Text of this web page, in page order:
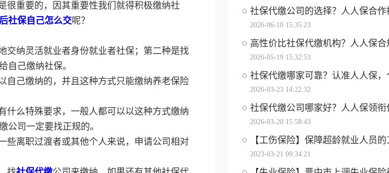
很重要的，因其重要性我们就得积极缴纳社
社保自己怎么交呢？
交纳灵活就业者身份就业者社保；第二种是找
自己缴纳社保。
自己缴纳的，并且这种方式只能缴纳养老保险
什么特殊要求，一般人都可以以这种方式缴纳
公司一定要找正规的。
些离职过渡者或其他个人来说，申请公司相对
社保代缴公司的选择？人人保合作
2026-06-10 15:35:23
高性价比社保代缴机构？人人保合
2026-05-19 15:32:53
社保代缴哪家可靠？认准人人保，
2026-03-23 14:22:32
社保代缴公司哪家好？人人保领衔
2026-03-20 15:58:43
【工伤保险】保障超龄就业人员
2023-03-21 09:34:21